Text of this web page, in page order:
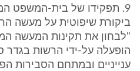
9. תפקידו של בית-המשפט
ביקורת שיפוטית על מעשה
"לבחון את תקינות המעשה
הופעלה על-ידי הרשות בגדר
ענייניים ובמתחם הסבירות